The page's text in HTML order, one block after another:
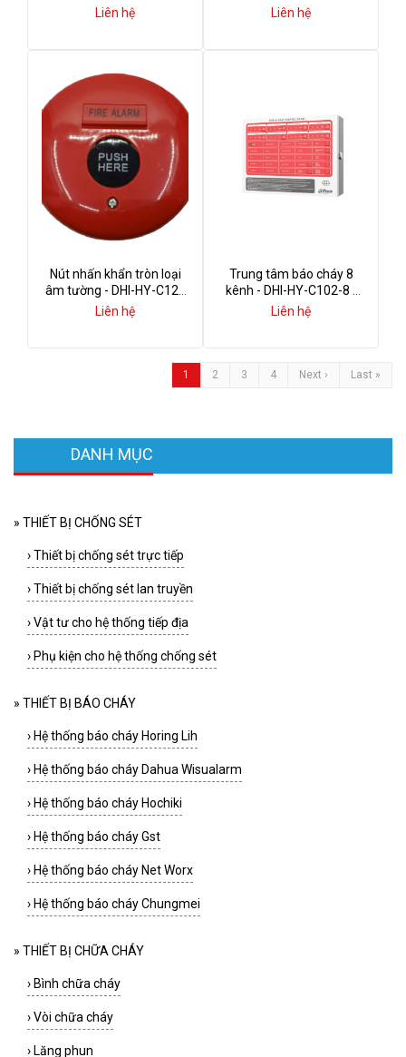
Liên hệ
Liên hệ
Nút nhấn khẩn tròn loại
âm tường - DHI-HY-C123
- Dahua
Liên hệ
Trung tâm báo cháy 8
kênh - DHI-HY-C102-8 -
Dahua
Liên hệ
1 2 3 4 Next › Last »
DANH MỤC
» THIẾT BỊ CHỐNG SÉT
›Thiết bị chống sét trực tiếp
›Thiết bị chống sét lan truyền
›Vật tư cho hệ thống tiếp địa
› Phụ kiện cho hệ thống chống sét
» THIẾT BỊ BÁO CHÁY
› Hệ thống báo cháy Horing Lih
› Hệ thống báo cháy Dahua Wisualarm
› Hệ thống báo cháy Hochiki
› Hệ thống báo cháy Gst
› Hệ thống báo cháy Net Worx
› Hệ thống báo cháy Chungmei
» THIẾT BỊ CHỮA CHÁY
› Bình chữa cháy
›Vòi chữa cháy
› Lăng phun